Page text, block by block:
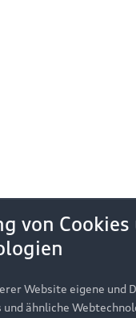
Zurück
von Cookies
Website eigene und
ähnliche